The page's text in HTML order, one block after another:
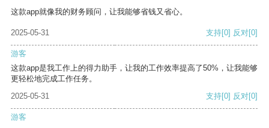
这款app就像我的财务顾问，让我能够省钱又省心。
2025-05-31 支持[0] 反对[0]
游客
这款app是我工作上的得力助手，让我的工作效率提高了50%，让我能够
更轻松地完成工作任务。
2025-05-31
支持[0] 反对[0]
游客